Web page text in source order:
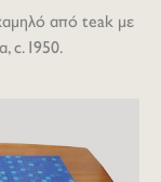
από teak με
c. 1950.